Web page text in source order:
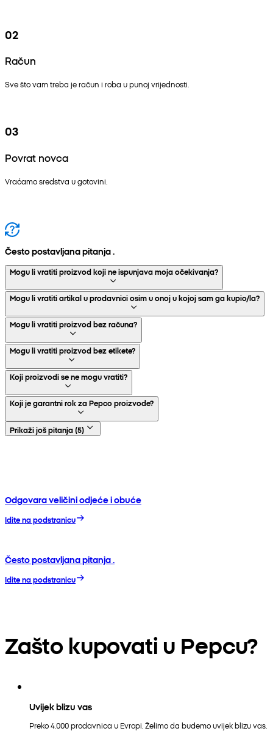
02
Račun
Sve što vam treba je račun i roba u punoj vrijednosti.
03
Povrat novca
Vraćamo sredstva u gotovini.
Često postavljana pitanja .
Mogu li vratiti proizvod koji ne ispunjava moja očekivanja?
Mogu li vratiti artikal u prodavnici osim u onoj u kojoj sam ga kupio/la?
Mogu li vratiti proizvod bez računa?
Mogu li vratiti proizvod bez etikete?
Koji proizvodi se ne mogu vratiti?
Koji je garantni rok za Pepco proizvode?
Prikaži još pitanja(5)
Odgovara veličini odjeće i obuće
Idite na podstranicu
Često postavljana pitanja .
Idite na podstranicu
Zašto kupovati u Pepcu?
Uvijek blizu vas
Preko 4.000 prodavnica u Evropi. Želimo da budemo uvijek blizu vas.